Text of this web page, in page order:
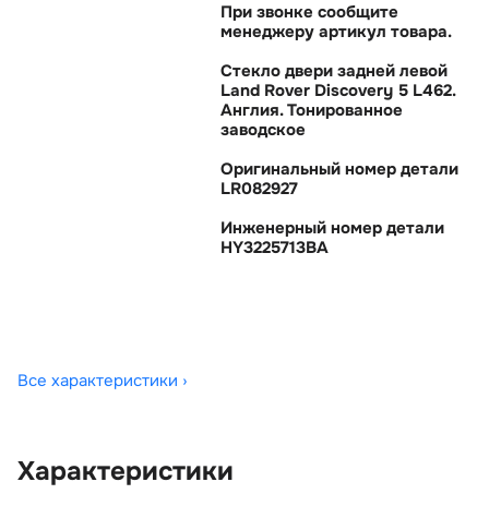
При звонке сообщите
менеджеру артикул товара.
Стекло двери задней левой
Land Rover Discovery 5 L462.
Англия. Тонированное
заводское
Оригинальный номер детали
LR082927
Инженерный номер детали
HY3225713BA
Все характеристики ›
Характеристики